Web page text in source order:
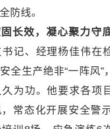
防线。
长效，凝心聚力守
记、经理杨佳伟在
全生产绝非“一阵风”
为功。他要求各项
常态化开展安全警